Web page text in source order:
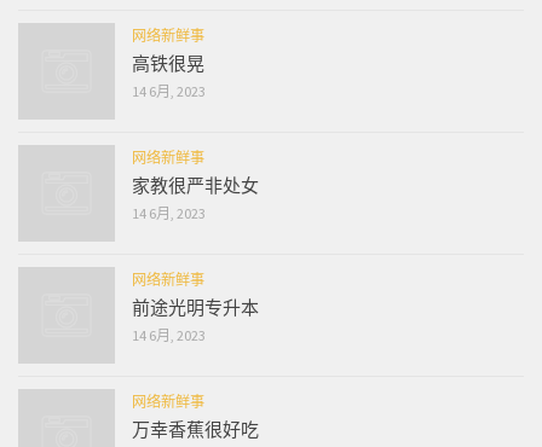
网络新鲜事
高铁很晃
14 6月, 2023
网络新鲜事
家教很严非处女
14 6月, 2023
网络新鲜事
前途光明专升本
14 6月, 2023
网络新鲜事
万幸香蕉很好吃